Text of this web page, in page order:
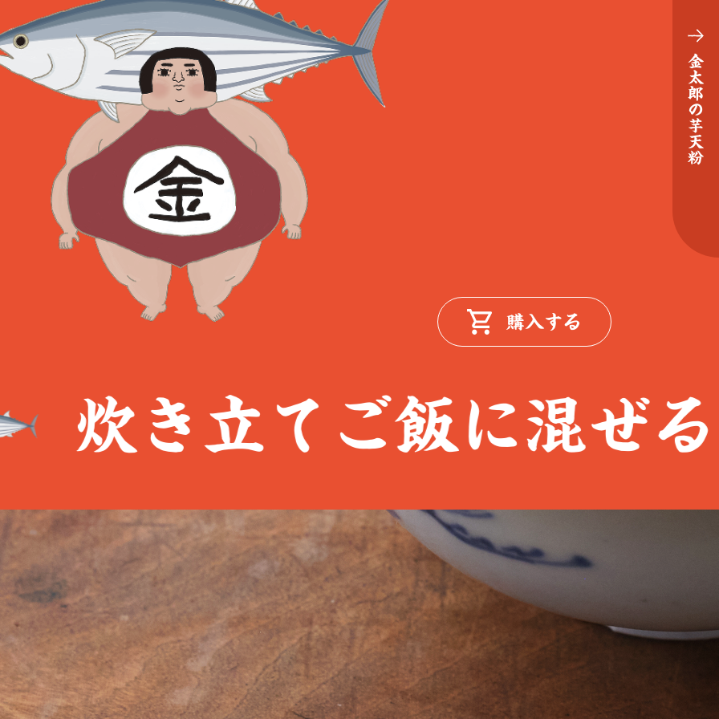
購入する
金太郎の芋天粉
き立てご飯に混ぜるだ